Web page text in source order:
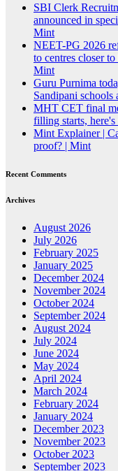
SBI Clerk
announced in
Mint
NEET-PG 2026
to centres closer
Mint
Guru Purnima
Sandipani
MHT CET final
filling starts,
Mint Explainer |
proof? | Mint
Recent Comments
Archives
August 2026
July 2026
February 2025
January 2025
December 2024
November 2024
October 2024
September 2024
August 2024
July 2024
June 2024
May 2024
April 2024
March 2024
February 2024
January 2024
December 2023
November 2023
October 2023
September 2023